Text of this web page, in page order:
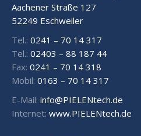
Aachener Straße 127
52249 Eschweiler
Tel.: 0241 – 70 14 317
Tel.: 02403 – 88 187 44
Fax: 0241 – 70 14 318
Mobil: 0163 – 70 14 317
E-Mail: info@PIELENtech.de
Internet: www.PIELENtech.de